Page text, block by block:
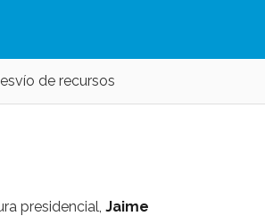
de recursos
presidencial, Jaime